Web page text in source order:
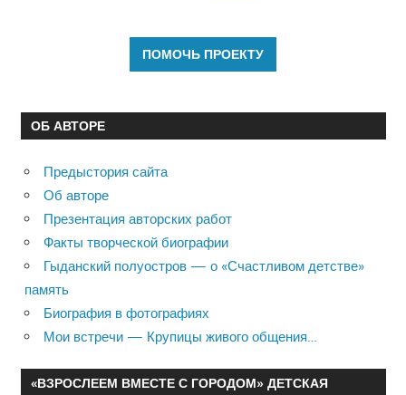
ОБ АВТОРЕ
Предыстория сайта
Об авторе
Презентация авторских работ
Факты творческой биографии
Гыданский полуостров — о «Счастливом детстве»
память
Биография в фотографиях
Мои встречи — Крупицы живого общения…
«ВЗРОСЛЕЕМ ВМЕСТЕ С ГОРОДОМ» ДЕТСКАЯ